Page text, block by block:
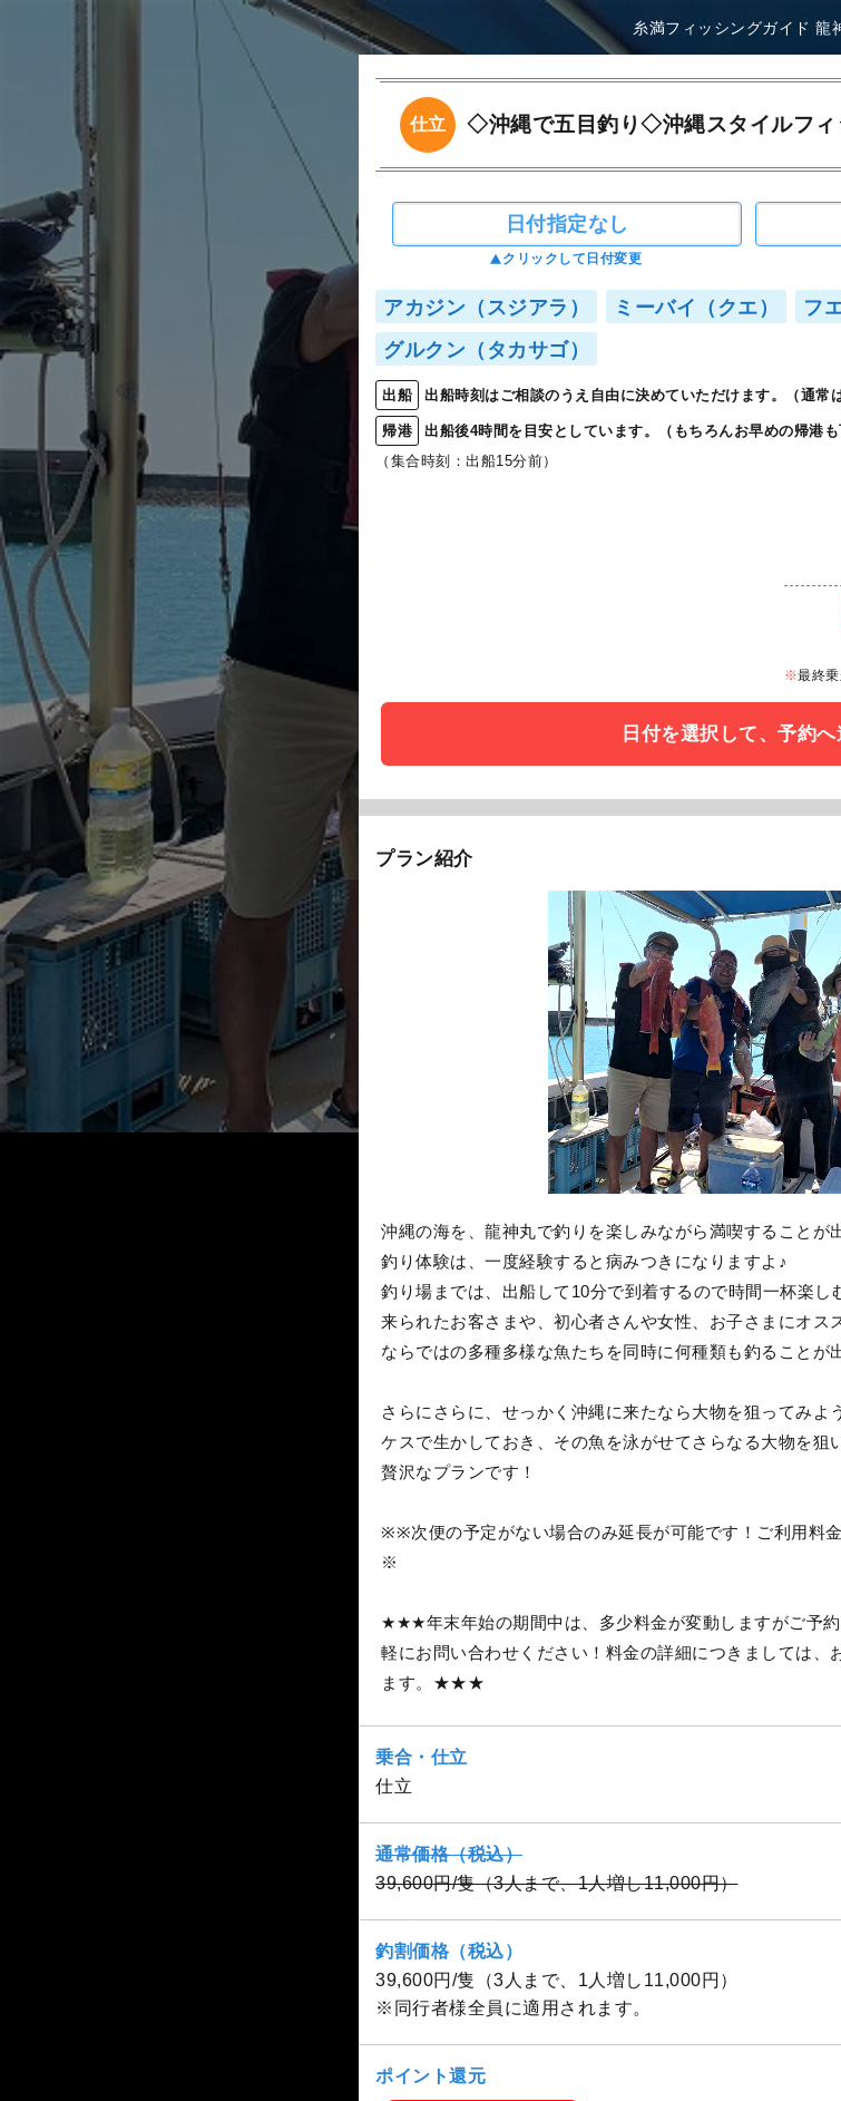
糸満フィッシングガイド 龍
仕立 ◇沖縄で五目釣り◇沖縄スタイルフィ
日付指定なし
クリックして日付変更
アカジン（スジアラ） ミーバイ（クエ） フ
グルクン（タカサゴ）
出船 出船時刻はご相談のうえ自由に決めていただけます。（通常
帰港
出船後4時間を目安としています。（もちろんお早めの帰港も
（集合時刻：出船15分前）
最終
日付を選択して、予約へ
プラン紹介
沖縄の海を、龍神丸で釣りを楽しみながら満喫することが
釣り体験は、一度経験すると病みつきになりますよ♪
釣り場までは、出船して10分で到着するので時間一杯楽し
来られたお客さまや、初心者さんや女性、お子さまにオス
ならではの多種多様な魚たちを同時に何種類も釣ることが
さらにさらに、せっかく沖縄に来たなら大物を狙ってみ
ケスで生かしておき、その魚を泳がせてさらなる大物を狙
贅沢なプランです！
※※次便の予定がない場合のみ延長が可能です！ご利用料
※
★★★年末年始の期間中は、多少料金が変動しますがご予
軽にお問い合わせください！料金の詳細につきましては、
ます。★★★
乗合・仕立
仕立
通常価格（税込）
39,600円/隻（3人まで、1人増し11,000円）
釣割価格（税込）
39,600円/隻（3人まで、1人増し11,000円）
※同行者様全員に適用されます。
ポイント還元